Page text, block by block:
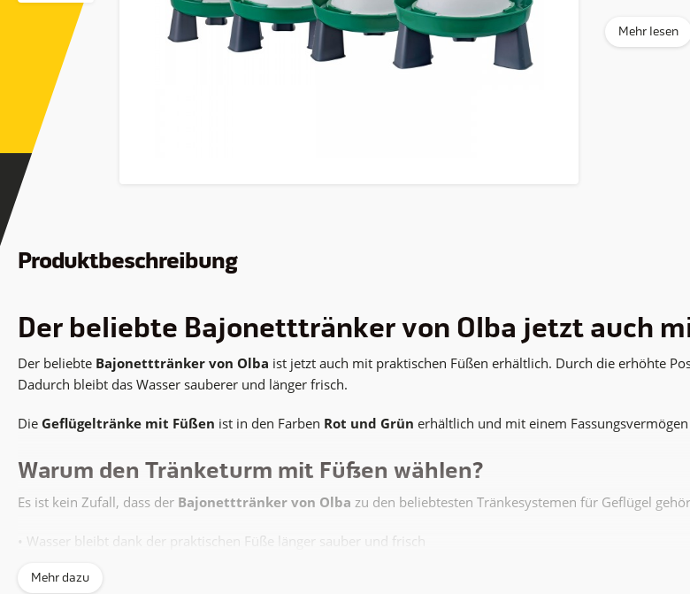
Mehr lesen
Produktbeschreibung
Der beliebte Bajonetttränker von Olba jetzt auch
Der beliebte Bajonetttränker von Olba ist jetzt auch mit praktischen Füßen erhältlich. Durch die erhöhte
Dadurch bleibt das Wasser sauberer und länger frisch.
Die Geflügeltränke mit Füßen ist in den Farben Rot und Grün erhältlich und mit einem
Warum den Tränketurm mit Füßen wählen?
Es ist kein Zufall, dass der Bajonetttränker von Olba zu den beliebtesten Tränkesystemen für Geflügel
• Wasser bleibt dank der praktischen Füße länger sauber und frisch
• Für alle Geflügelarten geeignet
Mehr dazu